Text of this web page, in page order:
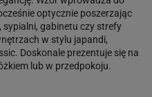
optycznie poszerzając
sypialni, gabinetu czy strefy
w stylu japandi,
Doskonale prezentuje się na
lub w przedpokoju.